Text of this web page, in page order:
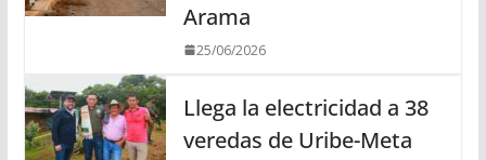
Arama
25/06/2026
Llega la electricidad a 38
veredas de Uribe-Meta